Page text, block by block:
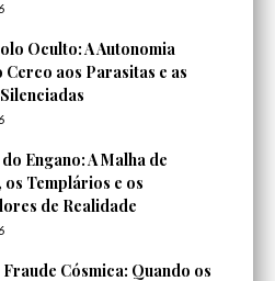
Oculto: A Autonomia
Cerco aos Parasitas e as
Engano: A Malha de
Templários e os
de Realidade
Cósmica: Quando os